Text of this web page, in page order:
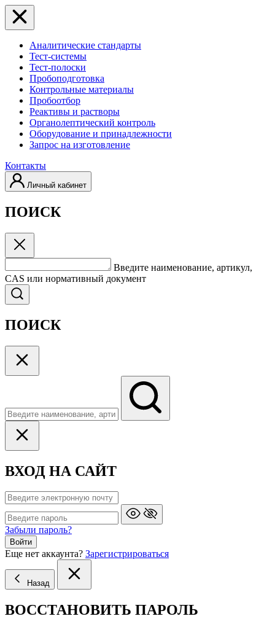
Аналитические стандарты
Тест-системы
Тест-полоски
Пробоподготовка
Контрольные материалы
Пробоотбор
Реактивы и растворы
Органолептический контроль
Оборудование и принадлежности
Запрос на изготовление
Контакты
Личный кабинет
ПОИСК
Введите наименование, артикул,
CAS или нормативный документ
ПОИСК
ВХОД НА САЙТ
Забыли пароль?
Войти
Еще нет аккаунта? Зарегистрироваться
Назад
ВОССТАНОВИТЬ ПАРОЛЬ